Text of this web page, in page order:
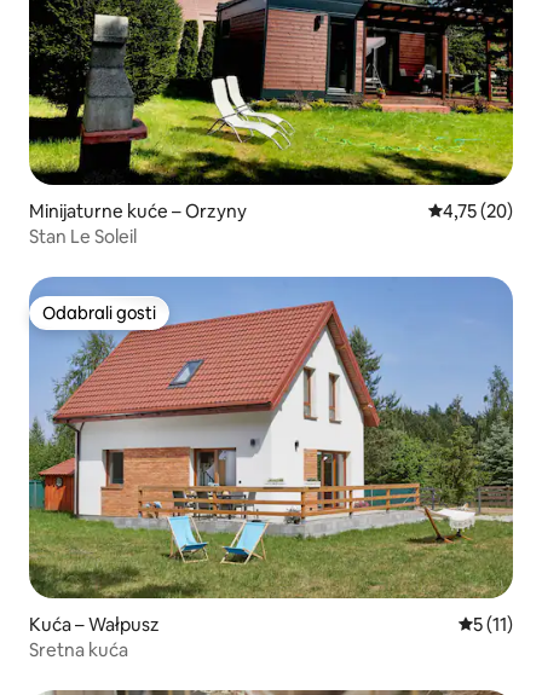
Minijaturne kuće – Orzyny Prosječna
4,75 (20)
Stan Le Soleil
Odabrali gosti
Odabrali gosti
Kuća – Wałpusz
5 (11)
Sretna kuća